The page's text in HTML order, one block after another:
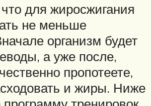
для жиросжигания
не меньше
организм будет
а уже после,
пропотеете,
и жиры. Ниже